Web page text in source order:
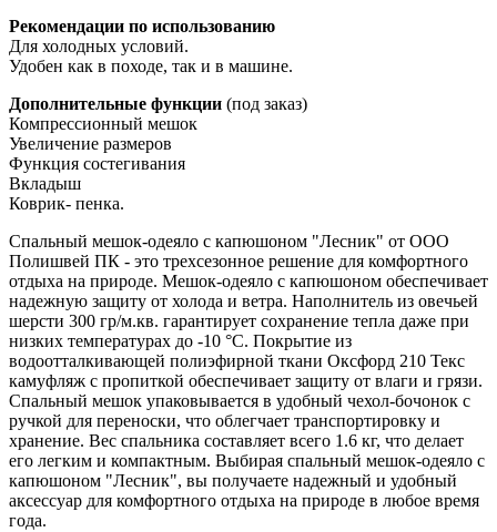
Рекомендации по использованию
Для холодных условий.
Удобен как в походе, так и в машине.
Дополнительные функции (под заказ)
Компрессионный мешок
Увеличение размеров
Функция состегивания
Вкладыш
Коврик- пенка.
Спальный мешок-одеяло с капюшоном "Лесник" от ООО
Полишвей ПК - это трехсезонное решение для комфортного
отдыха на природе. Мешок-одеяло с капюшоном обеспечивает
надежную защиту от холода и ветра. Наполнитель из овечьей
шерсти 300 гр/м.кв. гарантирует сохранение тепла даже при
низких температурах до -10 °C. Покрытие из
водоотталкивающей полиэфирной ткани Оксфорд 210 Текс
камуфляж с пропиткой обеспечивает защиту от влаги и грязи.
Спальный мешок упаковывается в удобный чехол-бочонок с
ручкой для переноски, что облегчает транспортировку и
хранение. Вес спальника составляет всего 1.6 кг, что делает
его легким и компактным. Выбирая спальный мешок-одеяло с
капюшоном "Лесник", вы получаете надежный и удобный
аксессуар для комфортного отдыха на природе в любое время
года.